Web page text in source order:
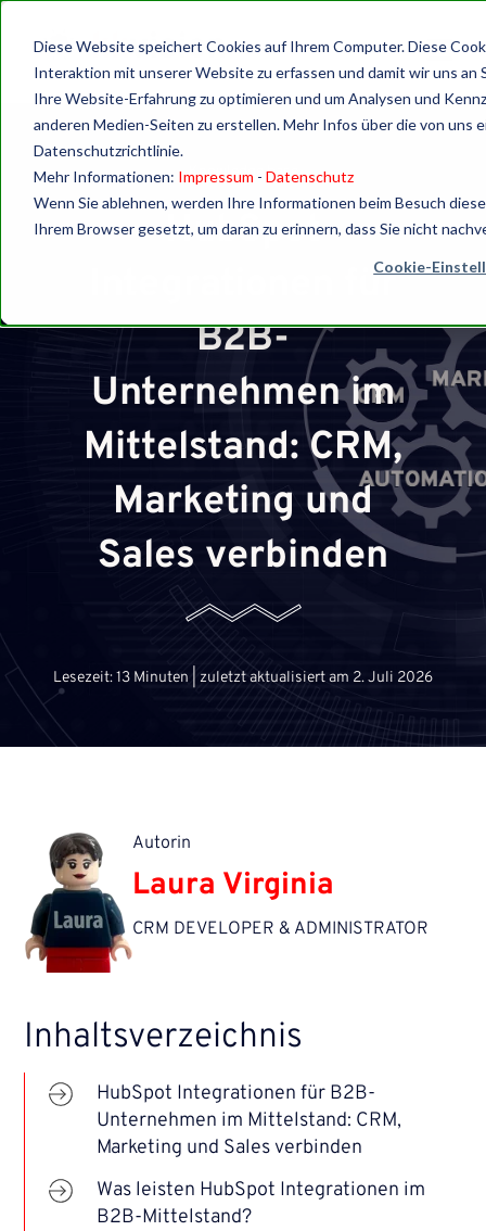
Diese Website speichert Cookies auf Ihrem Computer. Diese
Interaktion mit unserer Website zu erfassen und damit wir uns
Ihre Website-Erfahrung zu optimieren und um Analysen und
anderen Medien-Seiten zu erstellen. Mehr Infos über die von uns
Datenschutzrichtlinie.
Mehr Informationen: Impressum - Datenschutz
Wenn Sie ablehnen, werden Ihre Informationen beim Besuch
Ihrem Browser gesetzt, um daran zu erinnern, dass Sie nicht
Cookie-
Knowledge base
HubSpot
Integrationen für
B2B-
Unternehmen im
Mittelstand: CRM,
Marketing und
Sales verbinden
Lesezeit: 13 Minuten | zuletzt aktualisiert am 2. Juli 2026
Autorin
Laura Virginia
CRM DEVELOPER & ADMINISTRATOR
Inhaltsverzeichnis
HubSpot Integrationen für B2B-
Unternehmen im Mittelstand: CRM,
Marketing und Sales verbinden
Was leisten HubSpot Integrationen im
B2B-Mittelstand?